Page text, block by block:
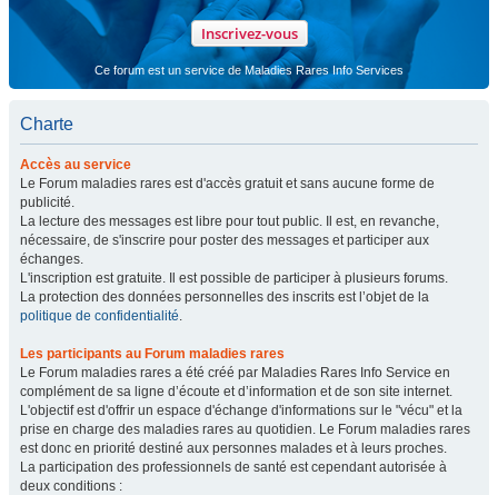
Inscrivez-vous
Ce forum est un service de Maladies Rares Info Services
Charte
Accès au service
Le Forum maladies rares est d'accès gratuit et sans aucune forme de
publicité.
La lecture des messages est libre pour tout public. Il est, en revanche,
nécessaire, de s'inscrire pour poster des messages et participer aux
échanges.
L'inscription est gratuite. Il est possible de participer à plusieurs forums.
La protection des données personnelles des inscrits est l’objet de la
politique de confidentialité.
Les participants au Forum maladies rares
Le Forum maladies rares a été créé par Maladies Rares Info Service en
complément de sa ligne d’écoute et d’information et de son site internet.
L'objectif est d'offrir un espace d'échange d'informations sur le "vécu" et la
prise en charge des maladies rares au quotidien. Le Forum maladies rares
est donc en priorité destiné aux personnes malades et à leurs proches.
La participation des professionnels de santé est cependant autorisée à
deux conditions :